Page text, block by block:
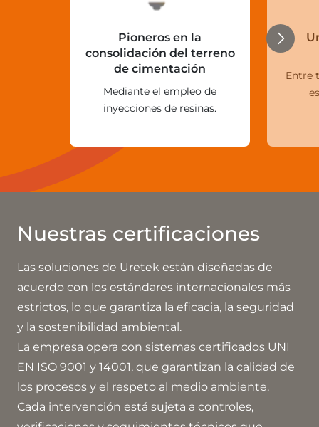
Pioneros en la
consolidación del terreno
de cimentación
Mediante el empleo de
inyecciones de resinas.
Entre
Nuestras certificaciones
Las soluciones de Uretek están diseñadas de
acuerdo con los estándares internacionales más
estrictos, lo que garantiza la eficacia, la seguridad
y la sostenibilidad ambiental.
La empresa opera con sistemas certificados UNI
EN ISO 9001 y 14001, que garantizan la calidad de
los procesos y el respeto al medio ambiente.
Cada intervención está sujeta a controles,